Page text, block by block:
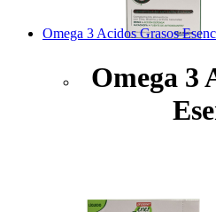
Omega 3 Acidos Grasos
Omega 3